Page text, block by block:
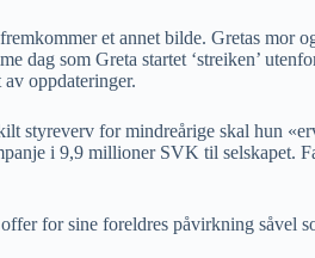
et annet bilde. Gretas mor
som Greta startet ‘streiken’
oppdateringer.
styreverv for mindreårige skal hun
i 9,9 millioner SVK til selskapet.
for sine foreldres påvirkning såvel